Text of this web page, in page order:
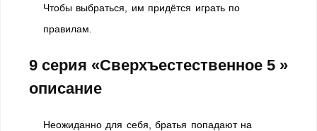
Чтобы выбраться, им придётся играть по
правилам.
9 серия «Сверхъестественное 5 »
описание
Неожиданно для себя, братья попадают на